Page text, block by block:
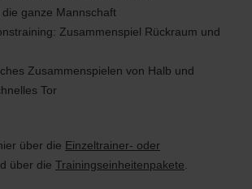
ganze Mannschaft
Zusammenspiel Rückraum und
Zusammenspielen von Halb und
Tor
über die Einzeltrainer- oder
über die Trainingseinheitenpakete